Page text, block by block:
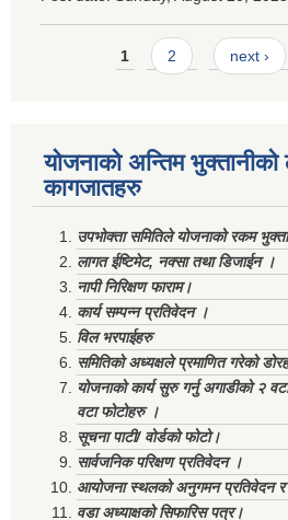
Pages1 2 next ›
योजनाको अन्तिम
कागजातहरु
उपभोक्ता समितिले योजनाको रकम
लागत ईष्टिमेट, नक्सा तथा डिजाईन ।
नापी निरिक्षण फाराम।
कार्य सम्पन्न प्रतिवेदन ।
विल भरपाईहरु
समितिको अध्यक्षले प्रमाणित गरेको
योजनाको कार्य सुरु गर्नु अगाडीको २
वटा फोटोहरु ।
सूचना पाटी/ वोर्डको फोटो।
सार्वजनिक परिक्षण प्रतिवेदन ।
आयोजना स्थलको अनुगमन प्रतिवेदन र
वडा अध्याक्षको सिफारिस पत्र।